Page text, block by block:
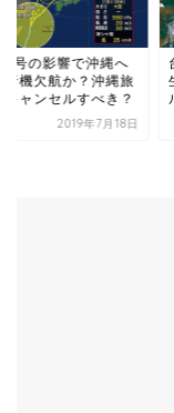
5号の影響で沖縄へ
行機欠航か？沖縄旅
キャンセルすべき？
2019年7月18日